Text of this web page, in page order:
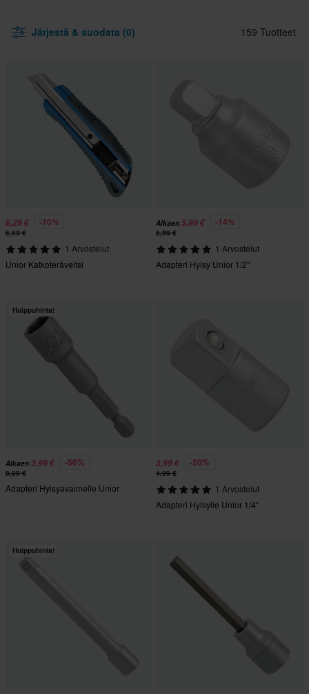
Järjestä & suodata (0) 159 Tuotteet
6,29 € -10%
6,99 €
1 Arvostelut
Unior Katkoteräveitsi
Alkaen 5,99 € -14%
6,99 €
1 Arvostelut
Adapteri Hylsy Unior 1/2"
Huippuhinta!
Alkaen 3,99 € -56%
8,99 €
Adapteri Hylsyavaimelle Unior
3,99 € -20%
4,99 €
1 Arvostelut
Adapteri Hylsylle Unior 1/4"
Huippuhinta!